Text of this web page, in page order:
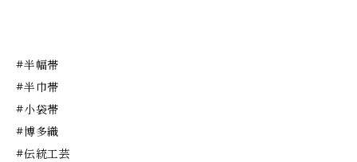
#半幅帯
#半巾帯
#小袋帯
#博多織
#伝統工芸